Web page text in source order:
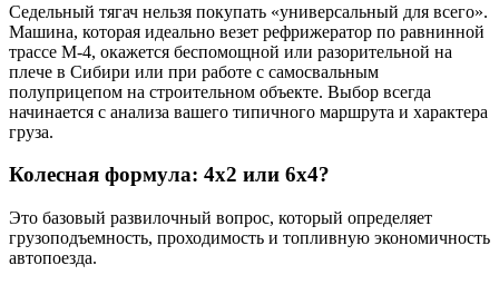
Седельный тягач нельзя покупать «универсальный для всего».
Машина, которая идеально везет рефрижератор по равнинной
трассе М-4, окажется беспомощной или разорительной на
плече в Сибири или при работе с самосвальным
полуприцепом на строительном объекте. Выбор всегда
начинается с анализа вашего типичного маршрута и характера
груза.
Колесная формула: 4х2 или 6х4?
Это базовый развилочный вопрос, который определяет
грузоподъемность, проходимость и топливную экономичность
автопоезда.